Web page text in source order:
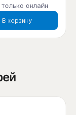
онлайн
В корзину